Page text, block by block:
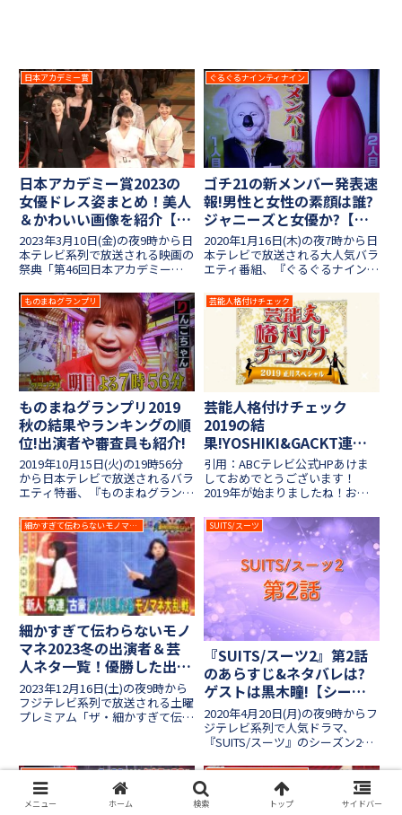
日本アカデミー賞
日本アカデミー賞2023の
女優ドレス姿まとめ！美人
＆かわいい画像を紹介【第
46回授賞式】
2023年3月10日(金)の夜9時から日
本テレビ系列で放送される映画の
祭典「第46回日本アカデミー賞
プリンスホテル新高輪・国際館パ
ミールで開催された日本アカデミ
ー賞、今年も様々な名作や役者さ
んがノミネートされま...
ぐるぐるナインティナイン
ゴチ21の新メンバー発表速
報!男性と女性の素顔は誰?
ジャニーズと女優か?【ぐ
るナイ2020ゴチになりま
す21】
2020年1月16日(木)の夜7時から日
本テレビで放送される大人気バラ
エティ番組、『ぐるぐるナインテ
なります」もシーズン21に突入
し、今年初の放送は2時間SPです
ね。新メンバーはジャニーズと女
優という予想が多い...
ものまねグランプリ
ものまねグランプリ2019
秋の結果やランキングの順
位!出演者や審査員も紹介!
2019年10月15日(火)の19時56分
から日本テレビで放送されるバラ
エティ特番、『ものまねグランプ
がモノマネを披露し、ランキング
を付けていくそうですね！大御所
から若手まで幅広く参加します！
そして冬の決勝...
芸能人格付けチェック
芸能人格付けチェック
2019の結
果!YOSHIKI&GACKT連勝
記録やお菓子も調査!【お
正月スペシャル】
引用：ABCテレビ公式HPあけま
しておめでとうございます！
2019年が始まりましたね！お正
筆者はのんびりとテレビ番組を見
ながらゆったりと新年を迎えてお
ります！(笑)お正月といえば大人
気の特番バラエティ、『芸能人...
細かすぎて伝わらないモノマネ選手権
細かすぎて伝わらないモノ
マネ2023冬の出演者＆芸
人ネタ一覧！優勝した出場
者は誰？
2023年12月16日(土)の夜9時から
フジテレビ系列で放送される土曜
プレミアム「ザ・細かすぎて伝わ
いモノマネ選手権」の年末特番が
に開催されました！ゲストに浜辺
美波さんとメジャーリーガーの千
SUITS/スーツ
『SUITS/スーツ2』第2話
のあらすじ&ネタバレは?
ゲストは黒木瞳!【シーズ
ン2】
2020年4月20日(月)の夜9時からフ
ジテレビ系列で人気ドラマ、
『SUITS/スーツ』のシーズン2が
『SUITS』が原作であり、シーズ
ン1は2018年の秋に月9ドラマ枠
で放送しました。織田裕二さんと
メニュー ホーム 検索 トップ サイドバー